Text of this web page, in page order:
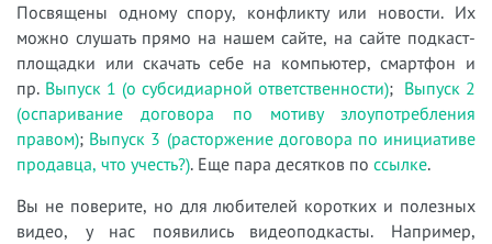
Посвящены одному спору, конфликту или новости. Их
можно слушать прямо на нашем сайте, на сайте подкаст-
площадки или скачать себе на компьютер, смартфон и
пр. Выпуск 1 (о субсидиарной ответственности); Выпуск 2
(оспаривание договора по мотиву злоупотребления
правом); Выпуск 3 (расторжение договора по инициативе
продавца, что учесть?). Еще пара десятков по ссылке.
Вы не поверите, но для любителей коротких и полезных
видео, у нас появились видеоподкасты. Например,